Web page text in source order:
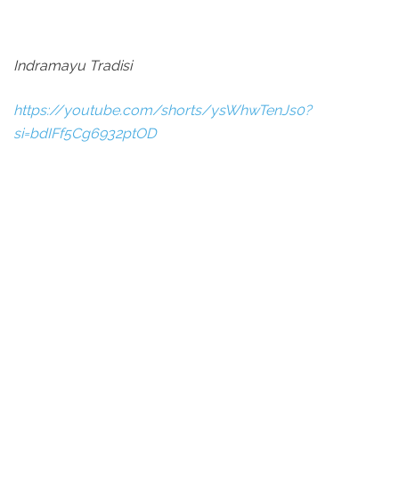
Indramayu Tradisi
https://youtube.com/shorts/ysWhwTenJs0?
si=bdIFf5Cg6932ptOD